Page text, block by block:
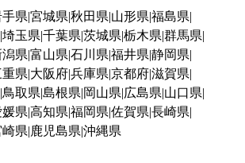
県 宮城県 秋田県 山形県 福島県
埼玉県 千葉県 茨城県 栃木県 群馬県
潟県 富山県 石川県 福井県 静岡県
重県 大阪府兵庫県 京都府滋賀県
鳥取県 島根県 岡山県 広島県 山口県
県 高知県 福岡県 佐賀県 長崎県
県 鹿児島県 沖縄県